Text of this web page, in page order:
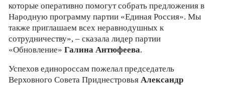
которые оперативно помогут собрать предложения в
Народную программу партии «Единая Россия». Мы
также приглашаем всех неравнодушных к
сотрудничеству», – сказала лидер партии
«Обновление» Галина Антюфеева.
Успехов единороссам пожелал председатель
Верховного Совета Приднестровья Александр